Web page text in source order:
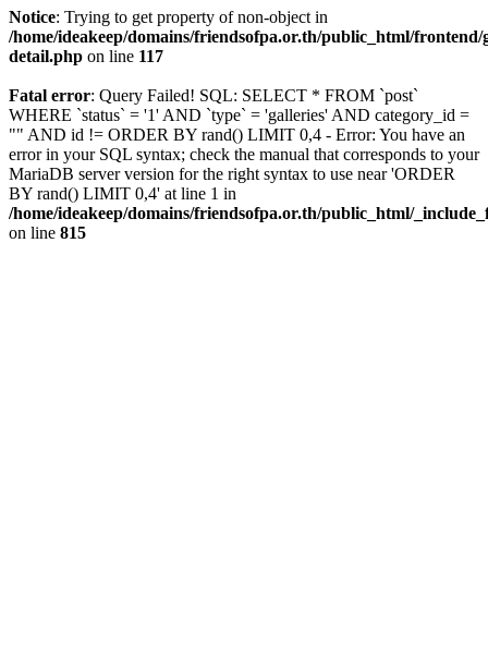
Notice: Trying to get property of non-object in
/home/ideakeep/domains/friendsofpa.or.th/public_html/frontend/
detail.php on line 117
Fatal error: Query Failed! SQL: SELECT * FROM `post`
WHERE `status` = '1' AND `type` = 'galleries' AND category_id =
"" AND id != ORDER BY rand() LIMIT 0,4 - Error: You have an
error in your SQL syntax; check the manual that corresponds to your
MariaDB server version for the right syntax to use near 'ORDER
BY rand() LIMIT 0,4' at line 1 in
/home/ideakeep/domains/friendsofpa.or.th/public_html/
on line 815